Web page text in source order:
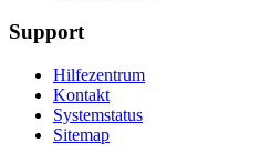
Support
Hilfezentrum
Kontakt
Systemstatus
Sitemap